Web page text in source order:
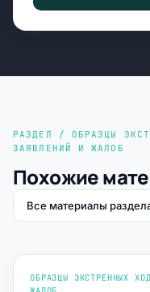
РАЗДЕЛ / ОБРАЗЦЫ
ЗАЯВЛЕНИЙ И ЖАЛОБ
Похожие
Все материалы
ОБРАЗЦЫ ЭКСТРЕННЫХ